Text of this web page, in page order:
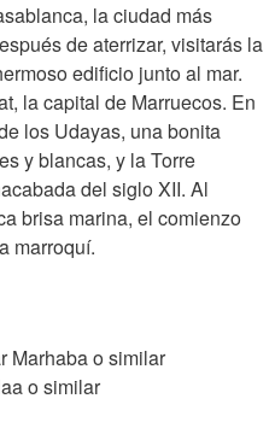
la ciudad más
de aterrizar, visitarás la
edificio junto al mar.
la capital de Marruecos. En
los Udayas, una bonita
y blancas, y la Torre
del siglo XII. Al
brisa marina, el comienzo
marroquí.
Marhaba o similar
o similar